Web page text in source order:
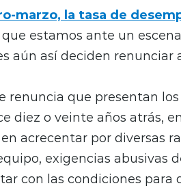
marzo, la tasa de
estamos ante un
aún así deciden renunciar
renuncia que presentan
diez o veinte años atrás,
acrecentar por diversas
exigencias abusivas
con las condiciones para